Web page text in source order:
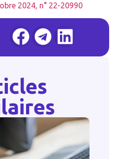
2024, n° 22-20990